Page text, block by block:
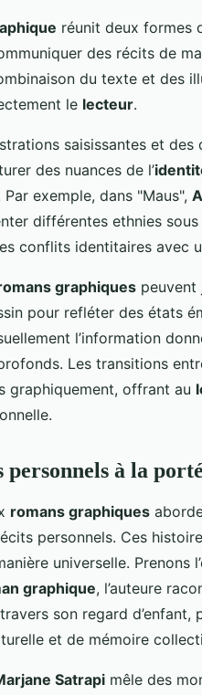
réunit deux formes
des récits de
du texte et des
le lecteur.
saisissantes et
des nuances de l’
exemple, dans "Maus",
différentes ethnies
conflits identitaires avec
graphiques peuvent
pour refléter des états
l’information
Les transitions
graphiquement, offrant au
personnels à la
romans graphiques
personnels. Ces
universelle. Prenons
graphique, l’auteure
son regard d’enfant,
et de mémoire
Satrapi mêle des